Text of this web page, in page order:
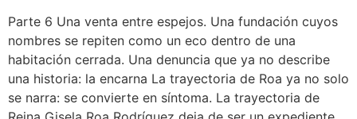
Parte 6 Una venta entre espejos. Una fundación cuyos
nombres se repiten como un eco dentro de una
habitación cerrada. Una denuncia que ya no describe
una historia: la encarna La trayectoria de Roa ya no solo
se narra: se convierte en síntoma. La trayectoria de